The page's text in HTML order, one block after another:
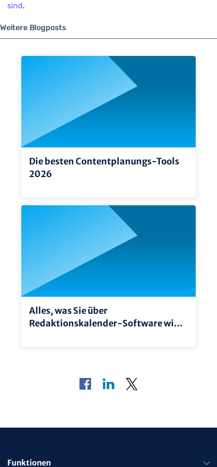
sind.
Weitere Blogposts
Die besten Contentplanungs-Tools
2026
Alles, was Sie über
Redaktionskalender-Software wi...
Funktionen